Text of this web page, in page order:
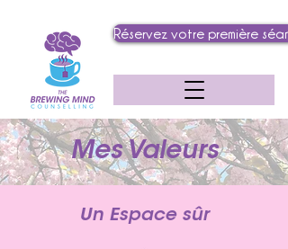
Réservez votre première
Mes Valeurs
Un Espace sûr